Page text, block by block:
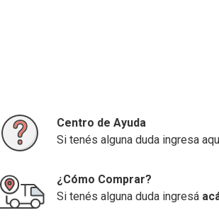
Centro de Ayuda
Si tenés alguna duda ingresa
¿Cómo Comprar?
Si tenés alguna duda ingresá